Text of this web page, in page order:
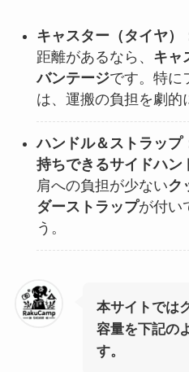
キャスター（タイヤ）
距離があるなら、 キャ
バンテージです。特に
は、運搬の負担を劇的
ハンドル＆ストラップ
持ちできるサイドハン
肩への負担が少ないク
ダーストラップが付い
う。
本サイトでは
容量を下記の
す。